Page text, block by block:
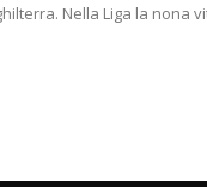
Nella Liga la nona